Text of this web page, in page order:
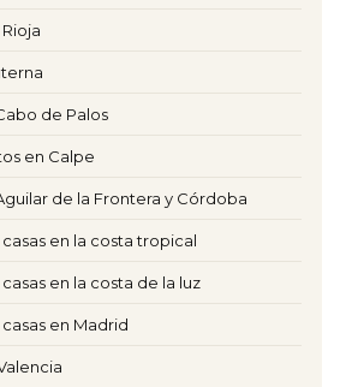
de Palos
en Calpe
de la Frontera y Córdoba
en la costa tropical
en la costa de la luz
en Madrid